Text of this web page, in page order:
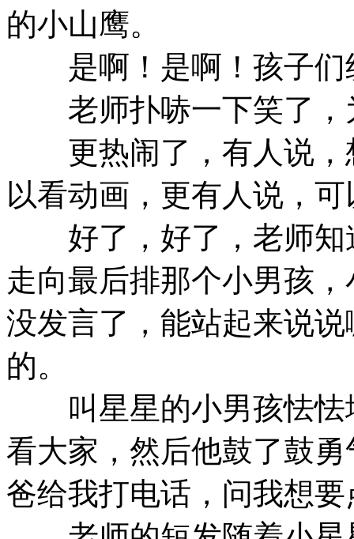
的小山鹰。
是啊！是啊！孩子们
老师扑哧一下笑了，
更热闹了，有人说，
以看动画，更有人说，可
好了，好了，老师知
走向最后排那个小男孩
没发言了，能站起来说
的。
叫星星的小男孩怯怯
看大家，然后他鼓了鼓
爸给我打电话，问我想